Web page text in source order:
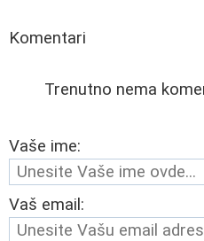
Komentari
Trenutno nema
Vaše ime:
Vaš email: